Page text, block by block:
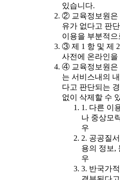
있습니다.
② 교육정보원은
유가 없다고 판
이용을 부분적
③ 제 1 항 및 제
사전에 온라인
④ 교육정보원은
는 서비스내의
다고 판단되는
없이 삭제할 수
1. 다른 이
나 중상모
우
2. 공공질
용의 정보,
우
3. 반국가